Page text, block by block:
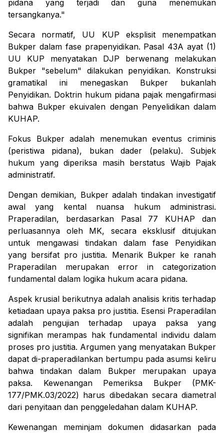
pidana yang terjadi dan guna menemukan
tersangkanya."
Secara normatif, UU KUP eksplisit menempatkan
Bukper dalam fase prapenyidikan. Pasal 43A ayat (1)
UU KUP menyatakan DJP berwenang melakukan
Bukper "sebelum" dilakukan penyidikan. Konstruksi
gramatikal ini menegaskan Bukper bukanlah
Penyidikan. Doktrin hukum pidana pajak mengafirmasi
bahwa Bukper ekuivalen dengan Penyelidikan dalam
KUHAP.
Fokus Bukper adalah menemukaneventus criminis
(peristiwa pidana), bukandader (pelaku). Subjek
hukum yang diperiksa masih berstatus Wajib Pajak
administratif.
Dengan demikian, Bukper adalah tindakan investigatif
awal yang kental nuansa hukum administrasi.
Praperadilan, berdasarkan Pasal 77 KUHAP dan
perluasannya oleh MK, secara eksklusif ditujukan
untuk mengawasi tindakan dalam fase Penyidikan
yang bersifat pro justitia. Menarik Bukper ke ranah
Praperadilan merupakan error in categorization
fundamental dalam logika hukum acara pidana.
Aspek krusial berikutnya adalah analisis kritis terhadap
ketiadaan upaya paksa pro justitia. Esensi Praperadilan
adalah pengujian terhadap upaya paksa yang
signifikan merampas hak fundamental individu dalam
proses pro justitia. Argumen yang menyatakan Bukper
dapat di-praperadilankan bertumpu pada asumsi keliru
bahwa tindakan dalam Bukper merupakan upaya
paksa. Kewenangan Pemeriksa Bukper (PMK-
177/PMK.03/2022) harus dibedakan secara diametral
dari penyitaan dan penggeledahan dalam KUHAP.
Kewenangan meminjam dokumen didasarkan pada